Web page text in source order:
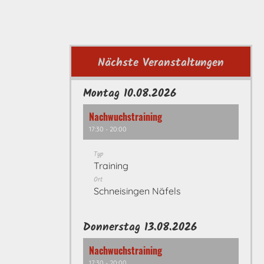
Nächste Veranstaltungen
Montag 10.08.2026
Nachwuchstraining
17:30 - 20:00
Typ
Training
Ort
Schneisingen Näfels
Donnerstag 13.08.2026
Nachwuchstraining